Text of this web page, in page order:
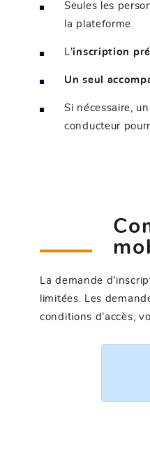
Seules les
la plateforme.
L'inscription
Un seul
Si nécessaire, un
conducteur
La demande
limitées. Les
conditions d'accès,